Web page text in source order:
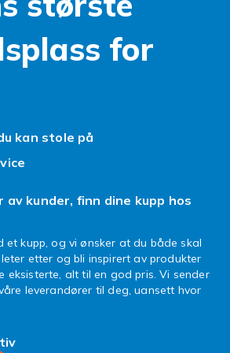
for
kan stole på
av kunder, finn dine kupp hos
et kupp, og vi ønsker at du både skal
etter og bli inspirert av produkter
eksisterte, alt til en god pris. Vi sender
leverandører til deg, uansett hvor